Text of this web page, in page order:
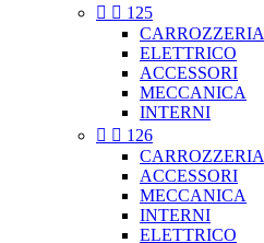
  125
CARROZZERIA
ELETTRICO
ACCESSORI
MECCANICA
INTERNI
  126
CARROZZERIA
ACCESSORI
MECCANICA
INTERNI
ELETTRICO